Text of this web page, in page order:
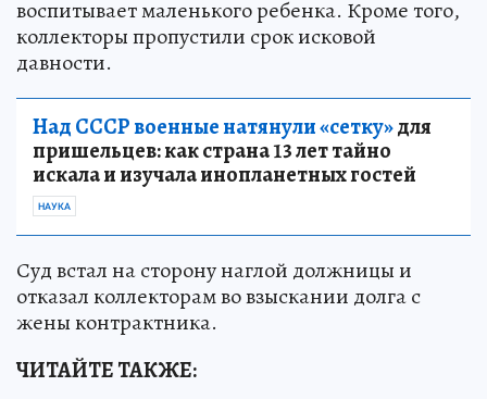
воспитывает маленького ребенка. Кроме того,
коллекторы пропустили срок исковой
давности.
Над СССР военные натянули «сетку»для
пришельцев: как страна 13 лет тайно
искала и изучала инопланетных гостей
НАУКА
Суд встал на сторону наглой должницы и
отказал коллекторам во взыскании долга с
жены контрактника.
ЧИТАЙТЕ ТАКЖЕ: